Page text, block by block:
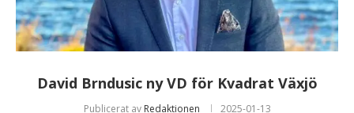
David Brndusic ny VD för Kvadrat Växjö
Publicerat av Redaktionen 2025-01-13